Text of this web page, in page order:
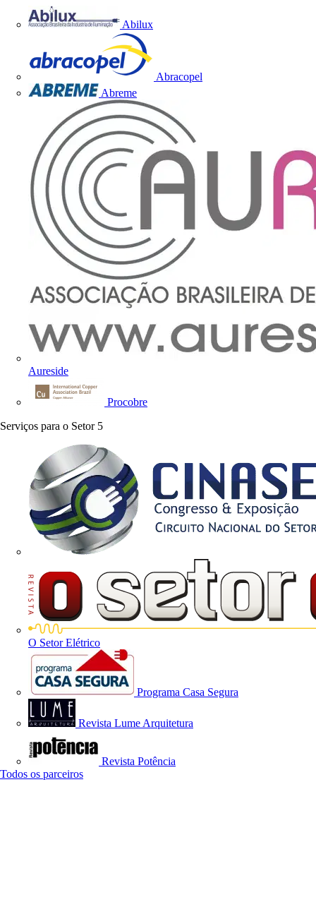
Abilux
Abracopel
Abreme
Aureside
Procobre
Serviços para o Setor 5
O Setor Elétrico
Programa Casa Segura
Revista Lume Arquitetura
Revista Potência
Todos os parceiros